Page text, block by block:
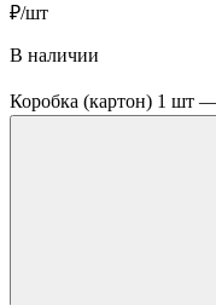
₽/шт
В наличии
Коробка (картон) 1 шт